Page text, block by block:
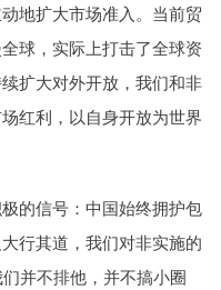
地扩大市场准入。当前贸
球，实际上打击了全球资
扩大对外开放，我们和非
红利，以自身开放为世界
的信号：中国始终拥护包
行其道，我们对非实施的
并不排他，并不搞小圈